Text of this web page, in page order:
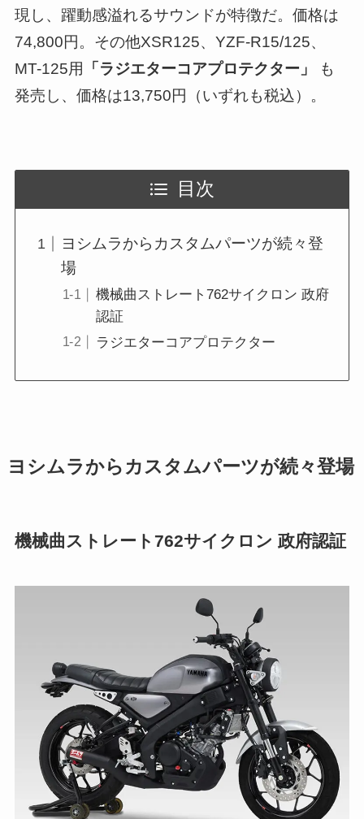
現し、躍動感溢れるサウンドが特徴だ。価格は
74,800円。その他XSR125、YZF-R15/125、
MT-125用
「ラジエターコアプロテクター」
も
発売し、価格は13,750円（いずれも税込）。
目次
ヨシムラからカスタムパーツが続々登
場
機械曲ストレート762サイクロン 政府
認証
ラジエターコアプロテクター
ヨシムラからカスタムパーツが続々登場
機械曲ストレート762サイクロン 政府認証